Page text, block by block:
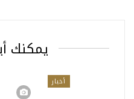
يمكنك
أخبار